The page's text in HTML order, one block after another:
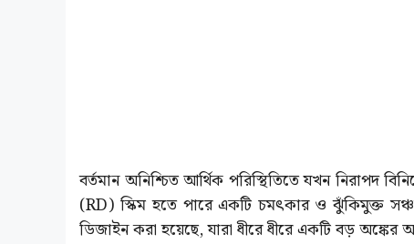
বর্তমান অনিশ্চিত আর্থিক পরিস্থিতিতে যখন নিরাপদ
(RD) স্কিম হতে পারে একটি চমৎকার ও ঝুঁকিমুক্ত
ডিজাইন করা হয়েছে, যারা ধীরে ধীরে একটি বড় অঙ্কের